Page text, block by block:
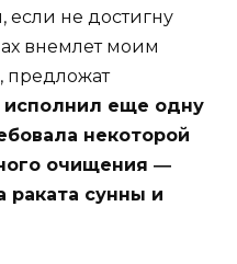
не достигну
внемлет моим
предложат
исполнил еще одну
некоторой
очищения ―
раката сунны и